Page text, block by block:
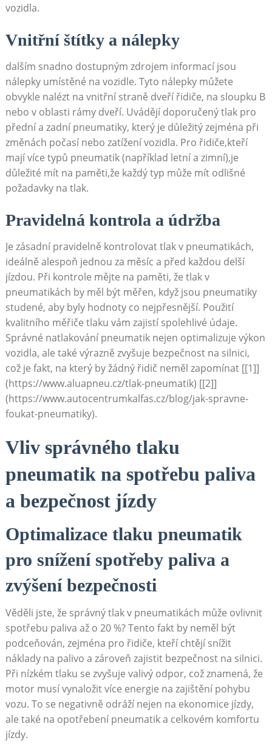
vozidla.
Vnitřní štítky a ⁤nálepky
dalším snadno dostupným zdrojem informací jsou
nálepky umístěné na vozidle. Tyto ⁣nálepky můžete
obvykle⁤ nalézt na vnitřní ⁢straně dveří řidiče, na‍ sloupku B
nebo v oblasti rámy dveří. Uvádějí ​doporučený tlak ⁣pro
přední a zadní pneumatiky, který je důležitý ⁤zejména při
změnách počasí nebo⁢ zatížení vozidla. Pro řidiče,kteří
mají více⁢ typů pneumatik (například letní a zimní),je
⁢důležité mít na paměti,že každý typ může mít odlišné
⁢požadavky na tlak.
Pravidelná⁣ kontrola a údržba
Je zásadní pravidelně kontrolovat tlak v pneumatikách,
ideálně alespoň jednou za měsíc a před každou delší
jízdou. Při kontrole mějte na ⁢paměti, že tlak v
pneumatikách by měl být měřen, když jsou pneumatiky
studené, aby byly hodnoty co nejpřesnější. Použití
kvalitního měřiče tlaku vám zajistí ​spolehlivé údaje.
Správné natlakování pneumatik nejen optimalizuje výkon
vozidla, ale také‌ výrazně zvyšuje bezpečnost na silnici,
což je fakt, na který by žádný řidič neměl zapomínat [[1]]
(https://www.aluapneu.cz/tlak-pneumatik) [[2]]
(https://www.autocentrumkalfas.cz/blog/jak-spravne-
foukat-pneumatiky).
Vliv správného tlaku
pneumatik na spotřebu paliva
a bezpečnost jízdy
Optimalizace tlaku pneumatik
pro snížení spotřeby paliva a
zvýšení bezpečnosti
Věděli jste, že správný tlak v pneumatikách⁤ může ovlivnit
spotřebu paliva až o 20 %? Tento fakt by neměl být
podceňován, zejména pro řidiče, kteří ⁢chtějí snížit
náklady‍ na palivo a zároveň zajistit bezpečnost na silnici.
Při nízkém tlaku ​se zvyšuje valivý odpor, což znamená, že
motor musí vynaložit ‍více​ energie na zajištění pohybu
vozu. To se negativně odráží nejen na ekonomice jízdy,
ale také na opotřebení⁢ pneumatik a celkovém komfortu
jízdy.